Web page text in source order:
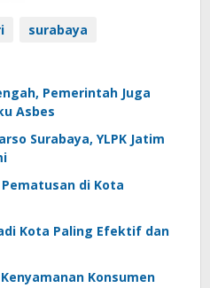
surabaya
Pemerintah Juga
Asbes
Surabaya, YLPK Jatim
di Kota
Kota Paling Efektif dan
Konsumen